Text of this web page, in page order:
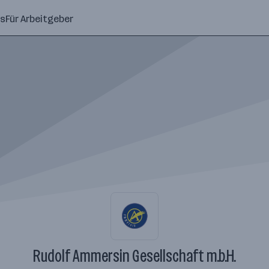
Für Arbeitgeber
Rudolf Ammersin Gesellschaft m.b.H.